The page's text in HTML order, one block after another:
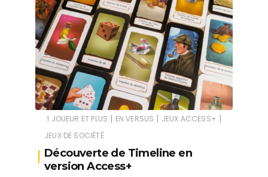
1 JOUEUR ET PLUS | EN VERSUS | JEUX ACCESS+ |
JEUX DE SOCIÉTÉ
Découverte de Timeline en
version Access+